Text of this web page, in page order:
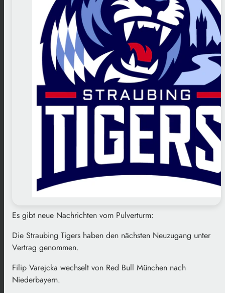
Es gibt neue Nachrichten vom Pulverturm:
Die Straubing Tigers haben den nächsten Neuzugang unter
Vertrag genommen.
Filip Varejcka wechselt von Red Bull München nach
Niederbayern.